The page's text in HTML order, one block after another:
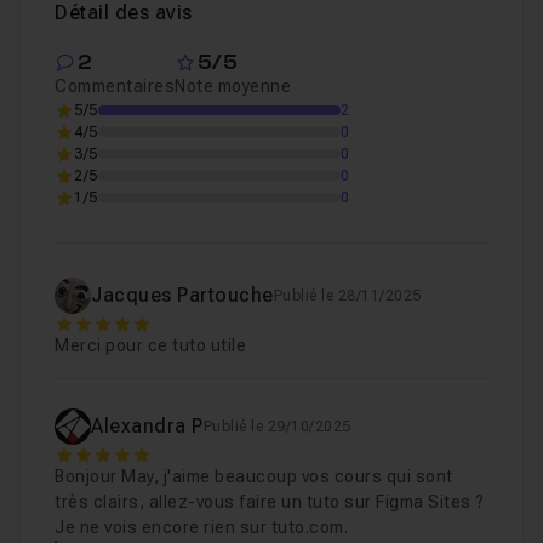
Détail des avis
2
Commentaires
5/5
Note moyenne
5/5
2
4/5
0
3/5
0
2/5
0
1/5
0
Jacques Partouche Publié le 28/11/2025
5
Merci pour ce tuto utile
Alexandra P Publié le 29/10/2025
5
Bonjour May, j'aime beaucoup vos cours qui sont
très clairs, allez-vous faire un tuto sur Figma Sites ?
Je ne vois encore rien sur tuto.com.